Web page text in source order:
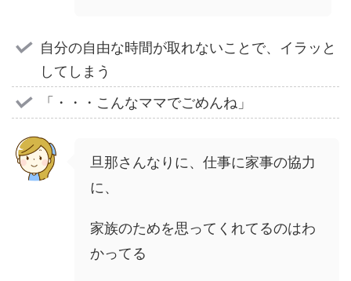
自分の自由な時間が取れないことで、イラッと
してしまう
「・・・こんなママでごめんね」
旦那さんなりに、仕事に家事の協力
に、
家族のためを思ってくれてるのはわ
かってる